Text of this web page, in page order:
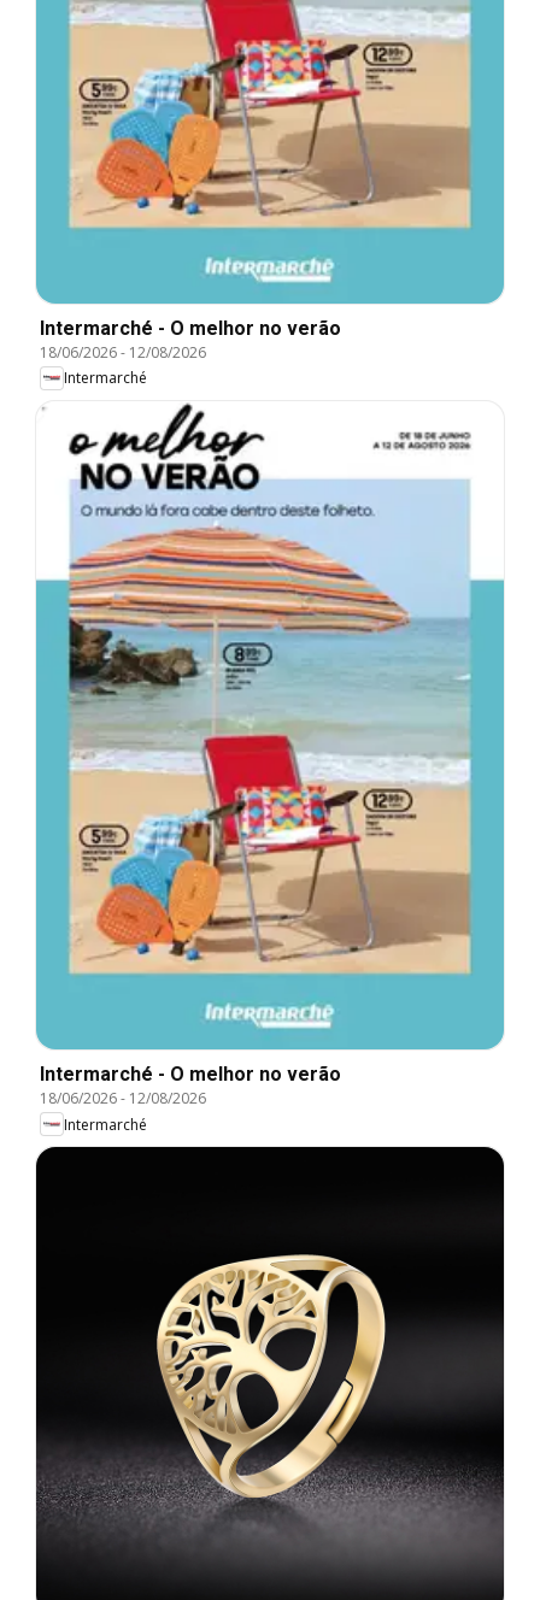
Intermarché - O melhor no verão
18/06/2026- 12/08/2026
Intermarché
Intermarché - O melhor no verão
18/06/2026- 12/08/2026
Intermarché